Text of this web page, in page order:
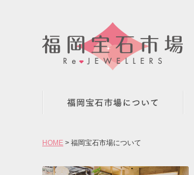
HOME 福岡宝石市場について